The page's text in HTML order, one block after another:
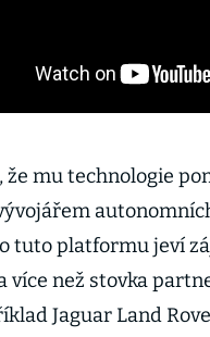
že mu technologie
tuto platformu jeví
více než stovka
Jaguar Land